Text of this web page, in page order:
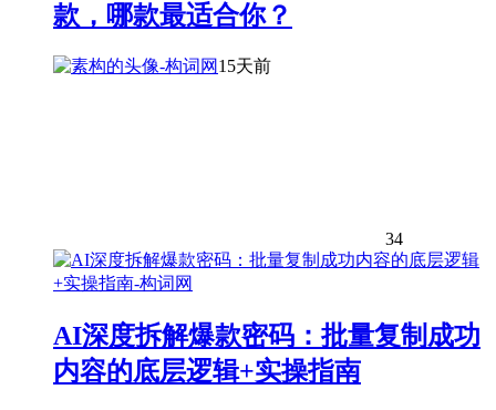
款，哪款最适合你？
15天前
34
AI深度拆解爆款密码：批量复制成功
内容的底层逻辑+实操指南